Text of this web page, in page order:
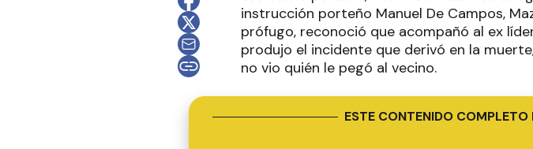
instrucción porteño Manuel De Campos,
prófugo, reconoció que acompañó al ex
produjo el incidente que derivó en la
no vio quién le pegó al vecino.
ESTE CONTENIDO COMPLETO